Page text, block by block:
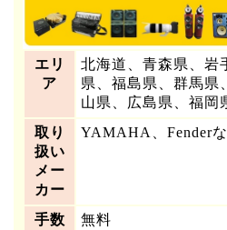
エリ
ア
北海道、青森県、岩
県、福島県、群馬県
山県、広島県、福岡
取り
扱い
メー
カー
YAMAHA、Fender
手数
無料